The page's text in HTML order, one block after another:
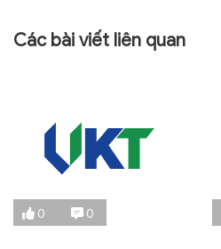
Các bài viết liên quan
0 0